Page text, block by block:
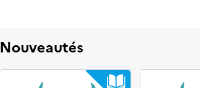
Nouveautés